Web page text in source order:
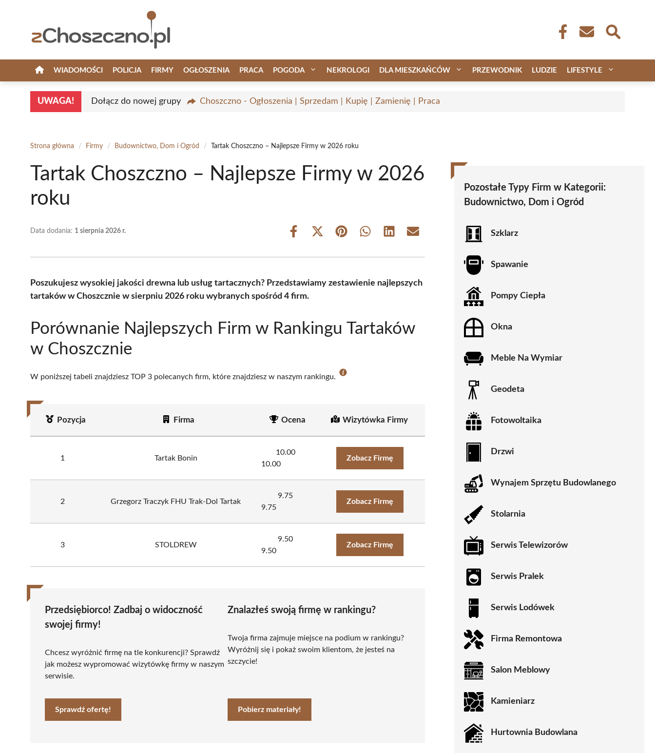
WIADOMOŚCI POLICJA FIRMY OGŁOSZENIA PRACA POGODA NEKROLOGI DLA MIESZKAŃCÓW PRZEWODNIK LUDZIE LIFESTYLE
UWAGA! Dołącz do nowej grupy Choszczno - Ogłoszenia | Sprzedam | Kupię | Zamienię | Praca
Strona główna / Firmy / Budownictwo, Dom i Ogród / Tartak Choszczno – Najlepsze Firmy w 2026 roku
Tartak Choszczno – Najlepsze Firmy w 2026
roku
Data dodania: 1 sierpnia 2026 r.
Share
Share
(Twitter)
Share Share Share Share
Poszukujesz wysokiej jakości drewna lub usług tartacznych? Przedstawiamy zestawienie najlepszych
tartaków w Choszcznie w sierpniu 2026 roku wybranych spośród 4 firm.
Porównanie Najlepszych Firm w Rankingu Tartaków
w Choszcznie
W poniższej tabeli znajdziesz TOP 3 polecanych firm, które znajdziesz w naszym rankingu.
Pozycja Firma Ocena Wizytówka Firmy
1 Tartak Bonin
10.00
10.00
Zobacz Firmę
2 Grzegorz Traczyk FHU Trak-Dol Tartak
9.75
9.75
Zobacz Firmę
3 STOLDREW
9.50
9.50
Zobacz Firmę
Przedsiębiorco! Zadbaj o widoczność
swojej firmy!
Chcesz wyróżnić firmę na tle konkurencji? Sprawdź
jak możesz wypromować wizytówkę firmy w naszym
serwisie.
Sprawdź ofertę!
Znalazłeś swoją firmę w rankingu?
Twoja firma zajmuje miejsce na podium w rankingu?
Wyróżnij się i pokaż swoim klientom, że jesteś na
szczycie!
Pobierz materiały!
Pozostałe Typy Firm w Kategorii:
Budownictwo, Dom i Ogród
Szklarz
Spawanie
Pompy Ciepła
Okna
Meble Na Wymiar
Geodeta
Fotowoltaika
Drzwi
Wynajem Sprzętu Budowlanego
Stolarnia
Serwis Telewizorów
Serwis Pralek
Serwis Lodówek
Firma Remontowa
Salon Meblowy
Kamieniarz
Hurtownia Budowlana